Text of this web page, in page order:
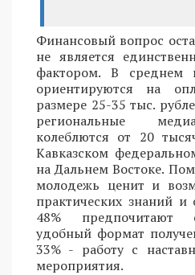
Финансовый вопрос
не является
фактором. В среднем
ориентируются на
размере 25-35 тыс.
региональные
колеблются от 20
Кавказском
на Дальнем Востоке.
молодежь ценит и
практических знаний и
48% предпочитают
удобный формат
33% - работу с
мероприятия.